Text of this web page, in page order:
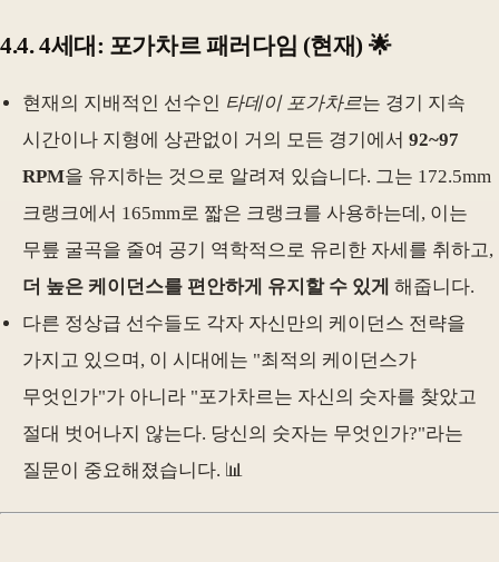
4.4. 4세대: 포가차르 패러다임 (현재) 🌟
현재의 지배적인 선수인 타데이 포가차르는 경기 지속
시간이나 지형에 상관없이 거의 모든 경기에서 92~97
RPM을 유지하는 것으로 알려져 있습니다. 그는 172.5mm
크랭크에서 165mm로 짧은 크랭크를 사용하는데, 이는
무릎 굴곡을 줄여 공기 역학적으로 유리한 자세를 취하고,
더 높은 케이던스를 편안하게 유지할 수 있게 해줍니다.
다른 정상급 선수들도 각자 자신만의 케이던스 전략을
가지고 있으며, 이 시대에는 "최적의 케이던스가
무엇인가"가 아니라 "포가차르는 자신의 숫자를 찾았고
절대 벗어나지 않는다. 당신의 숫자는 무엇인가?"라는
질문이 중요해졌습니다. 📊